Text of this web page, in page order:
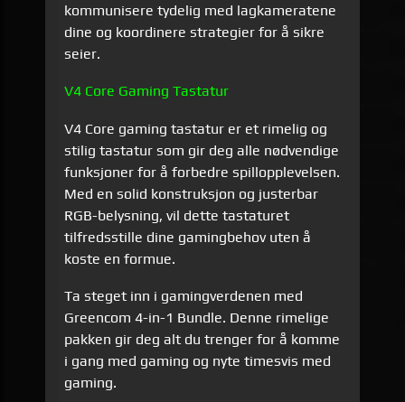
kommunisere tydelig med lagkameratene
dine og koordinere strategier for å sikre
seier.
V4 Core Gaming Tastatur
V4 Core gaming tastatur er et rimelig og
stilig tastatur som gir deg alle nødvendige
funksjoner for å forbedre spillopplevelsen.
Med en solid konstruksjon og justerbar
RGB-belysning, vil dette tastaturet
tilfredsstille dine gamingbehov uten å
koste en formue.
Ta steget inn i gamingverdenen med
Greencom 4-in-1 Bundle. Denne rimelige
pakken gir deg alt du trenger for å komme
i gang med gaming og nyte timesvis med
gaming.